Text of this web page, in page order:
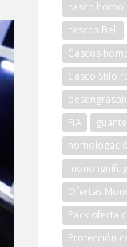
casco
cascos Bell
Cascos
Casco Stilo
FIA
mono
Ofertas
Pack oferta
Protección